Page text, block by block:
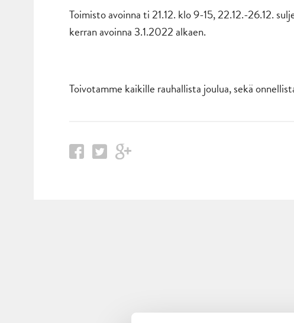
Toimisto avoinna ti 21.12. klo 9-15, 22.12.-26.12.
kerran avoinna 3.1.2022 alkaen.
Toivotamme kaikille rauhallista joulua, sekä